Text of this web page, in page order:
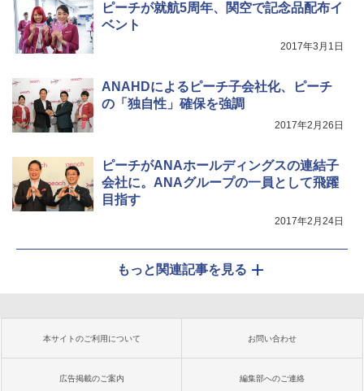
ピーチが就航5周年、関空で記念品配布イ
ベント
2017年3月1日
ANAHDによるピーチ子会社化、ピーチ
の「独自性」確保を強調
2017年2月26日
ピーチがANAホールディングスの連結子
会社に。ANAグループの一員として飛躍
目指す
2017年2月24日
もっと関連記事を見る
本サイトのご利用について お問い合わせ
広告掲載のご案内 編集部へのご連絡